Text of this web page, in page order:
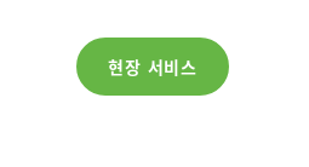
현장 서비스